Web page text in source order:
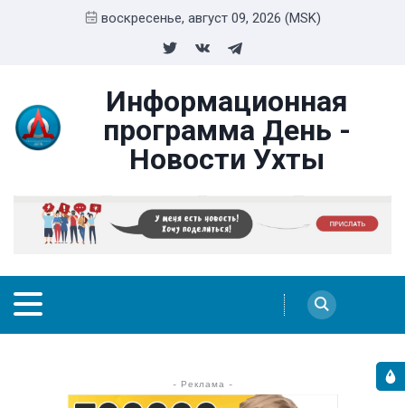
воскресенье, август 09, 2026 (MSK)
Информационная
программа День -
Новости Ухты
- Реклама -